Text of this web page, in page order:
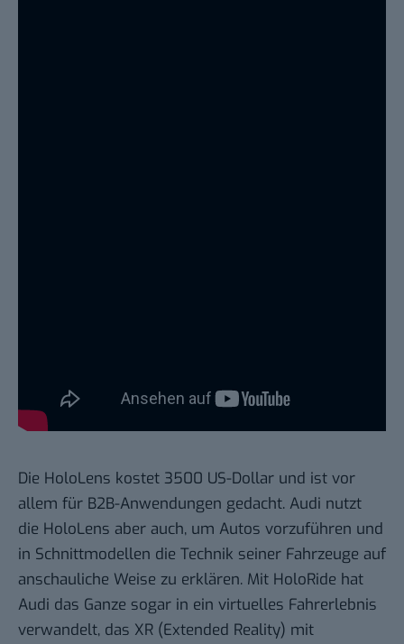
Die HoloLens kostet 3500 US-Dollar und ist vor
allem für B2B-Anwendungen gedacht. Audi nutzt
die HoloLens aber auch, um Autos vorzuführen und
in Schnittmodellen die Technik seiner Fahrzeuge auf
anschauliche Weise zu erklären. Mit HoloRide hat
Audi das Ganze sogar in ein virtuelles Fahrerlebnis
verwandelt, das XR (Extended Reality) mit